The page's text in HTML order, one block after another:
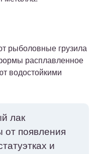
рыболовные грузила
расплавленное
водостойкими
лак
от появления
и